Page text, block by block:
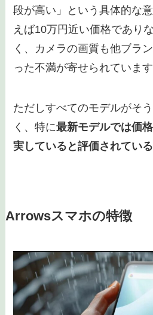
段が高い」という具体的な
えば10万円近い価格であり
く、カメラの画質も他ブラ
った不満が寄せられています
ただしすべてのモデルがそ
く、特に最新モデルでは価
実していると評価されてい
Arrowsスマホの特徴